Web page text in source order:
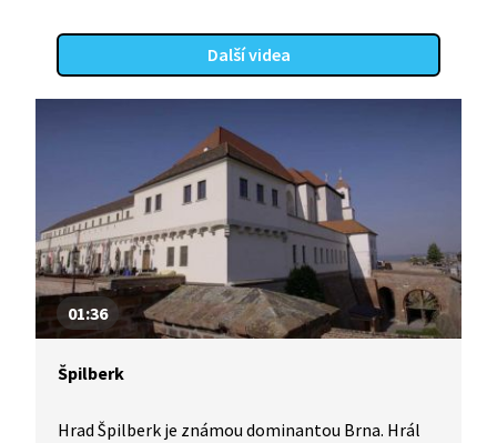
Další videa
01:36
Špilberk
Hrad Špilberk je známou dominantou Brna. Hrál